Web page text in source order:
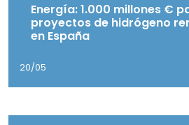
Energía: 1.000 millones €
proyectos de hidrógeno
en España
20/05